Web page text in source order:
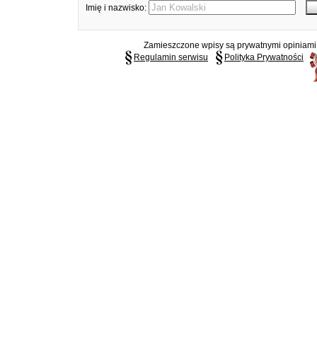
Imię i nazwisko:
Zamieszczone wpisy są prywatnymi
Regulamin serwisu
Polityka Prywatności